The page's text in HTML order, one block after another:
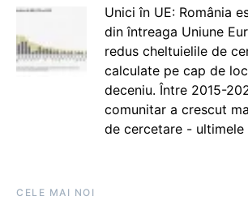
Unici în UE: România
din întreaga Uniune
redus cheltuielile de
calculate pe cap de
deceniu. Între 2015-
comunitar a crescut
de cercetare - ultimele
CELE MAI NOI